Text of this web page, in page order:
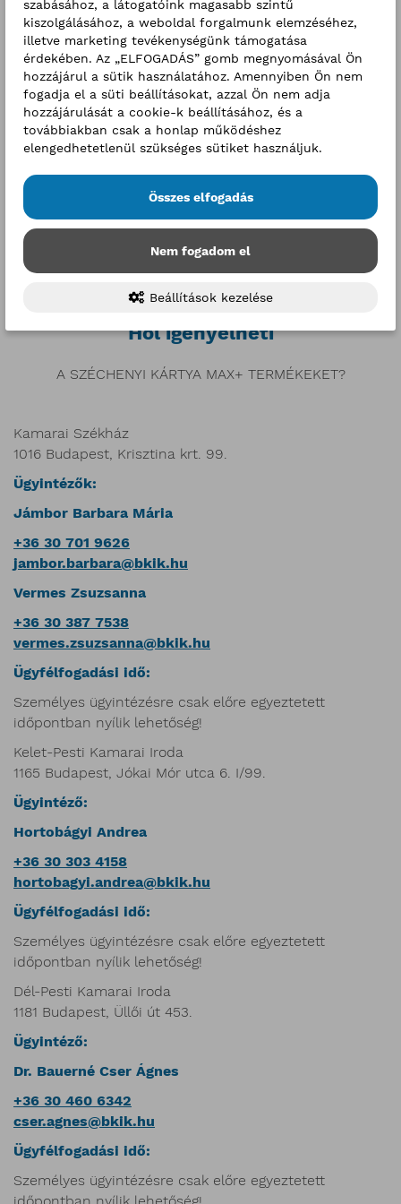
https://www.kavosz.hu/szechenyi-kartya-program-
online-ugyfelfiok-regisztracio/
A Széchényi Kártya Folyószámlahitel Max+
konstrukciórólrészletesebb tájékoztatót itt olvashat.
Kamaránk által végzett regisztrációs tevékenység
ellenértékeként a Vállalkozás az Üzletszabályzat 1.
regisztrációs díjat köteles fizetni. Kamaránknál
önkéntes tagként regisztrált ügyfelek mentesülnek a
regisztrációs díjfizetési kötelezettség alól. Azönkéntes
kamarai tagság
ról bővebben az alábbi linkre kattintva
olvashat.
Önkéntes tagság
Hol igényelheti
A SZÉCHENYI KÁRTYA MAX+ TERMÉKEKET?
Kamarai Székház
1016 Budapest, Krisztina krt. 99.
Ügyintézők:
Jámbor Barbara Mária
+36 30 701 9626
jambor.barbara@bkik.hu
Vermes Zsuzsanna
+36 30 387 7538
vermes.zsuzsanna@bkik.hu
Ügyfélfogadási idő:
Személyes ügyintézésre csak előre egyeztetett
időpontban nyílik lehetőség!
Kelet-Pesti Kamarai Iroda
1165 Budapest, Jókai Mór utca 6. I/99.
Ügyintéző:
Hortobágyi Andrea
+36 30 303 4158
hortobagyi.andrea@bkik.hu
Ügyfélfogadási idő:
Személyes ügyintézésre csak előre egyeztetett
időpontban nyílik lehetőség!
Dél-Pesti Kamarai Iroda
1181 Budapest, Üllői út 453.
Ügyintéző:
Dr. Bauerné Cser Ágnes
+36 30 460 6342
cser.agnes@bkik.hu
Ügyfélfogadási idő:
Személyes ügyintézésre csak előre egyeztetett
időpontban nyílik lehetőség!
szabásához, a látogatóink magasabb szintű
kiszolgálásához, a weboldal forgalmunk elemzéséhez,
illetve marketing tevékenységünk támogatása
érdekében. Az „ELFOGADÁS” gomb megnyomásával Ön
hozzájárul a sütik használatához. Amennyiben Ön nem
fogadja el a süti beállításokat, azzal Ön nem adja
hozzájárulását a cookie-k beállításához, és a
továbbiakban csak a honlap működéshez
elengedhetetlenül szükséges sütiket használjuk.
Összes elfogadás
Nem fogadom el
Beállítások kezelése